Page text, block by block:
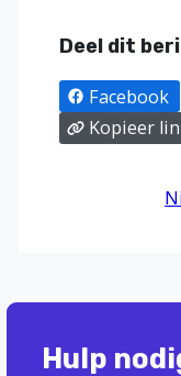
Deel dit
Facebook
Kopieer
Hulp